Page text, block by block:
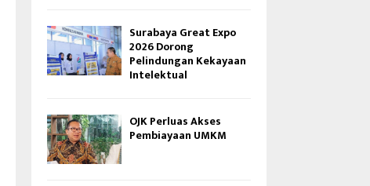
Surabaya Great Expo
2026 Dorong
Pelindungan Kekayaan
Intelektual
OJK Perluas Akses
Pembiayaan UMKM